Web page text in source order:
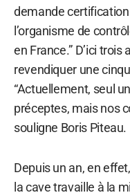
demande
l’organisme de
en France.” D’ici
revendiquer une
“Actuellement, seul
préceptes, mais nos
souligne Boris Piteau.
Depuis un an, en
la cave travaille à la